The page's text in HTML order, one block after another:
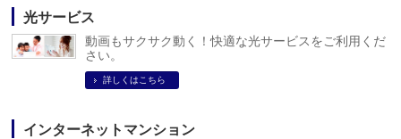
光サービス
動画もサクサク動く！快適な光サービスをご利用くだ
さい。
詳しくはこちら
インターネットマンション